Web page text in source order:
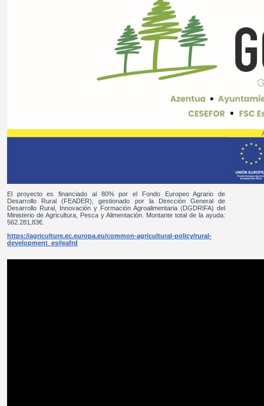
El proyecto es financiado al 80% por el Fondo Europeo Agrario de
Desarrollo Rural (FEADER), gestionado por la Dirección General de
Desarrollo Rural, Innovación y Formación Agroalimentaria (DGDRIFA) del
Ministerio de Agricultura, Pesca y Alimentación. Montante total de la ayuda:
562.281,83€.
https://agriculture.ec.europa.eu/common-agricultural-policy/rural-
development_es#eafrd